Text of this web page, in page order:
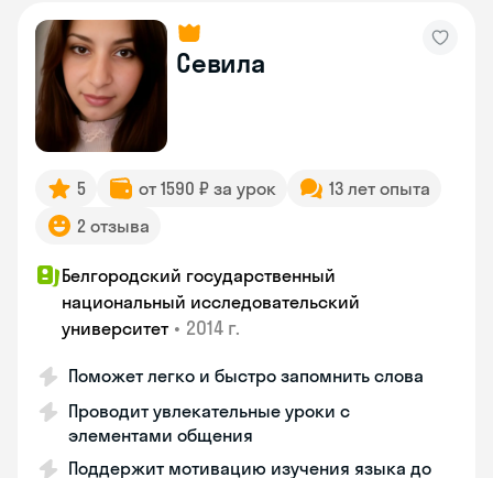
Севила
5 от 1590 ₽ за урок
13 лет опыта
2 отзыва
Белгородский государственный
национальный исследовательский
университет • 2014 г.
Поможет легко и быстро запомнить слова
Проводит увлекательные уроки с
элементами общения
Поддержит мотивацию изучения языка до